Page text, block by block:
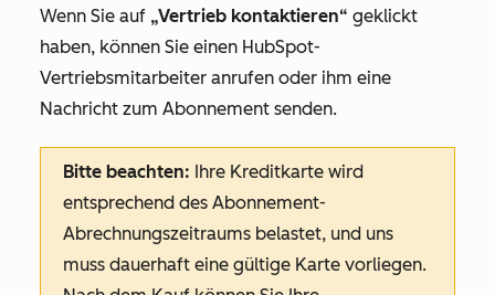
Wenn Sie auf „Vertrieb kontaktieren“ geklickt
haben, können Sie einen HubSpot-
Vertriebsmitarbeiter anrufen oder ihm eine
Nachricht zum Abonnement senden.
Bitte beachten: Ihre Kreditkarte wird
entsprechend des Abonnement-
Abrechnungszeitraums belastet, und uns
muss dauerhaft eine gültige Karte vorliegen.